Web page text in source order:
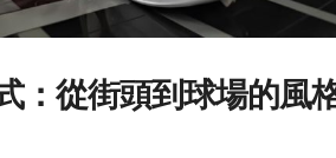
：從街頭到球場的風